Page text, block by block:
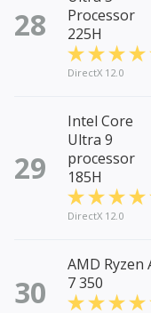
28
Processor
225H
DirectX 12.0
29
Intel Core
Ultra 9
processor
185H
DirectX 12.0
30
AMD Ryzen
7 350